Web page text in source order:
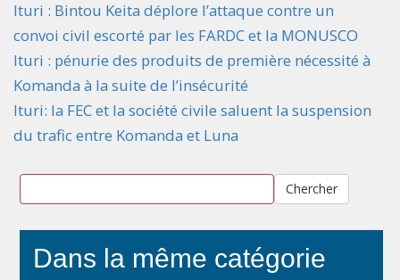
Ituri : Bintou Keita déplore l’attaque contre un
convoi civil escorté par les FARDC et la MONUSCO
Ituri : pénurie des produits de première nécessité à
Komanda à la suite de l’insécurité
Ituri: la FEC et la société civile saluent la suspension
du trafic entre Komanda et Luna
Chercher
Dans la même catégorie